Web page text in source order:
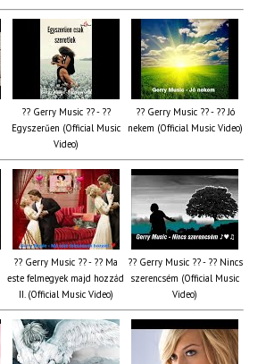
?? Gerry Music ?? - ??
Egyszerűen (Official Music
Video)
?? Gerry Music ?? - ?? Jó
nekem (Official Music Video)
?? Gerry Music ?? - ?? Ma
este felmegyek majd hozzád
II. (Official Music Video)
?? Gerry Music ?? - ?? Nincs
szerencsém (Official Music
Video)